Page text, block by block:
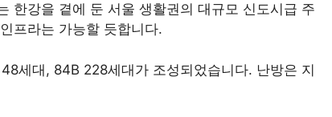
한강을 곁에 둔 서울 생활권의 대규모 신도시급 주
프라는 가능할 듯합니다.
세대, 84B 228세대가 조성되었습니다. 난방은 지